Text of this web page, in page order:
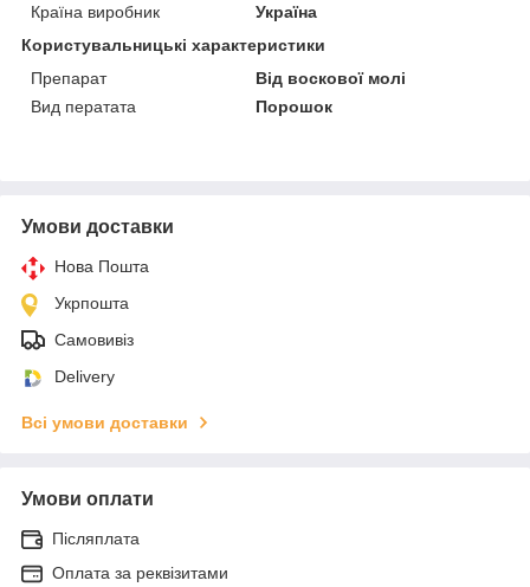
Країна виробник
Україна
Користувальницькі характеристики
Препарат
Від воскової молі
Вид ператата
Порошок
Умови доставки
Нова Пошта
Укрпошта
Самовивіз
Delivery
Всі умови доставки
Умови оплати
Післяплата
Оплата за реквізитами